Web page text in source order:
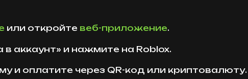
или откройте веб-приложение.
аккаунт» и нажмите на Roblox.
и оплатите через QR-код или криптовалюту.